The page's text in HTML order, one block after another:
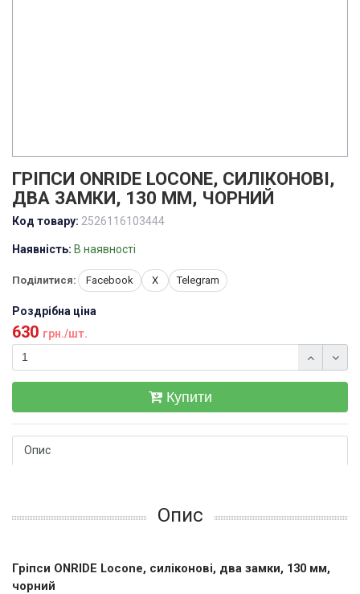
ГРІПСИ ONRIDE LOCONE, СИЛІКОНОВІ,
ДВА ЗАМКИ, 130 ММ, ЧОРНИЙ
Код товару: 2526116103444
Наявність: В наявності
Поділитися: Facebook X Telegram
Роздрібна ціна
630 грн./шт.
Купити
Опис
Опис
Гріпси ONRIDE Locone, силіконові, два замки, 130 мм,
чорний